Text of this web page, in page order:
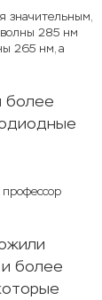
значительным,
волны 285 нм
265 нм, а
более
более